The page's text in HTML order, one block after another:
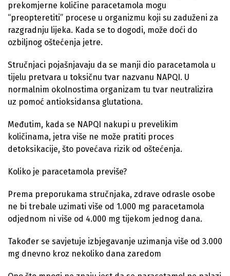
prekomjerne količine paracetamola mogu
“preopteretiti” procese u organizmu koji su zaduženi za
razgradnju lijeka. Kada se to dogodi, može doći do
ozbiljnog oštećenja jetre.
Stručnjaci pojašnjavaju da se manji dio paracetamola u
tijelu pretvara u toksičnu tvar nazvanu NAPQI. U
normalnim okolnostima organizam tu tvar neutralizira
uz pomoć antioksidansa glutationa.
Međutim, kada se NAPQI nakupi u prevelikim
količinama, jetra više ne može pratiti proces
detoksikacije, što povećava rizik od oštećenja.
Koliko je paracetamola previše?
Prema preporukama stručnjaka, zdrave odrasle osobe
ne bi trebale uzimati više od 1.000 mg paracetamola
odjednom ni više od 4.000 mg tijekom jednog dana.
Također se savjetuje izbjegavanje uzimanja više od 3.000
mg dnevno kroz nekoliko dana zaredom